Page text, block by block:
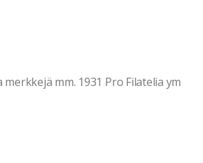
mm. 1931 Pro Filatelia ym